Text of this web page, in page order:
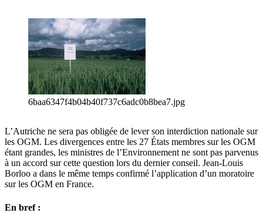
6baa6347f4b04b40f737c6adc0b8bea7.jpg
L’Autriche ne sera pas obligée de lever son interdiction nationale sur
les OGM. Les divergences entre les 27 États membres sur les OGM
étant grandes, les ministres de l’Environnement ne sont pas parvenus
à un accord sur cette question lors du dernier conseil. Jean-Louis
Borloo a dans le même temps confirmé l’application d’un moratoire
sur les OGM en France.
En bref :